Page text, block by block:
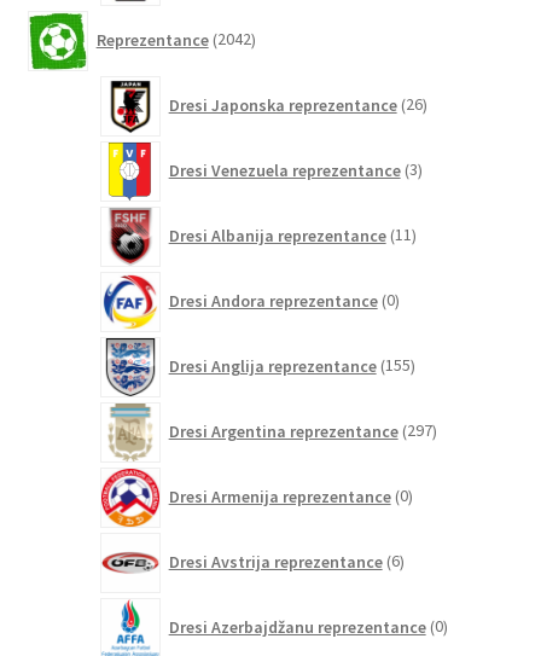
Reprezentance 2042izdelkov
Dresi Japonska reprezentance 26izdelkov
Dresi Venezuela reprezentance 3izdelki
Dresi Albanija reprezentance 11izdelkov
Dresi Andora reprezentance 0izdelkov
Dresi Anglija reprezentance 155izdelkov
Dresi Argentina reprezentance 297izdelkov
Dresi Armenija reprezentance 0izdelkov
Dresi Avstrija reprezentance 6izdelkov
Dresi Azerbajdžanu reprezentance 0izdelkov